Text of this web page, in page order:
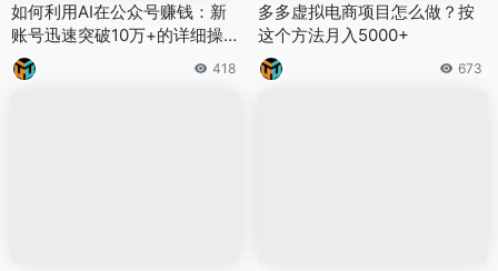
如何利用AI在公众号赚钱：新
账号迅速突破10万+的详细操作
指南
418
多多虚拟电商项目怎么做？按
这个方法月入5000+
673